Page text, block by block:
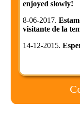
enjoyed slowly!
8-06-2017.
visitante de la
14-12-2015.